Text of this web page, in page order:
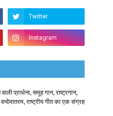
वाली प्रार्थना, समूह गान, राष्ट्रगान,
राष्ट्रीय गीत का एक संग्रह